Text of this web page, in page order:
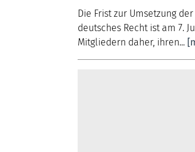
Die Frist zur Umsetzung
deutsches Recht ist am 7.
Mitgliedern daher, ihren...